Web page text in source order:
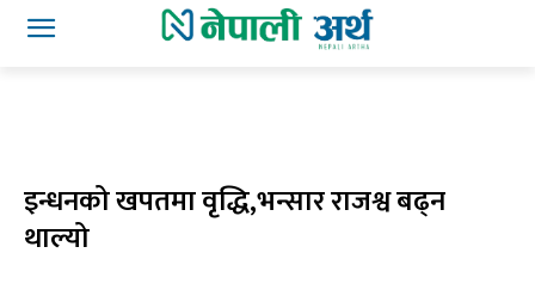
इन्धनको खपतमा वृद्धि,भन्सार राजश्व बढ्न
थाल्यो